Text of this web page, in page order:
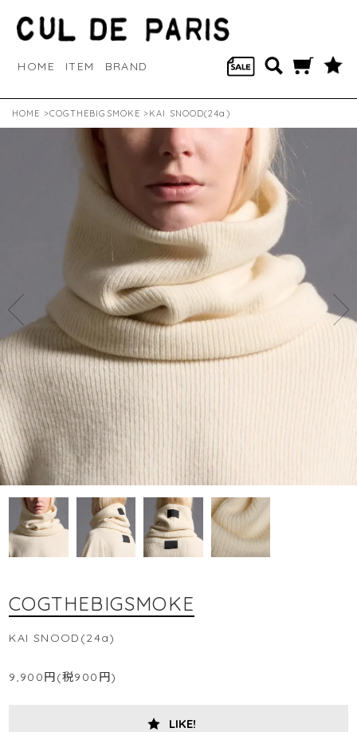
HOME ITEM BRAND
HOME >COGTHEBIGSMOKE >KAI SNOOD(24a)
COGTHEBIGSMOKE
KAI SNOOD(24a)
9,900円(税900円)
LIKE!